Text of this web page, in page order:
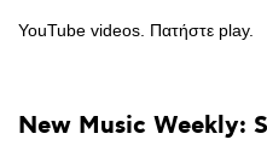
YouTube videos. Πατήστε play.
New Music Weekly: